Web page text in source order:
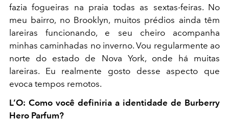
fazia fogueiras na praia todas as sextas-feiras. No
meu bairro, no Brooklyn, muitos prédios ainda têm
lareiras funcionando, e seu cheiro acompanha
minhas caminhadas no inverno. Vou regularmente ao
norte do estado de Nova York, onde há muitas
lareiras. Eu realmente gosto desse aspecto que
evoca tempos remotos.
L’O: Como você definiria a identidade de Burberry
Hero Parfum?